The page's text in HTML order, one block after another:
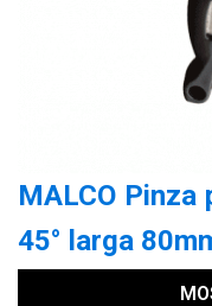
MALCO Pinza
45° larga